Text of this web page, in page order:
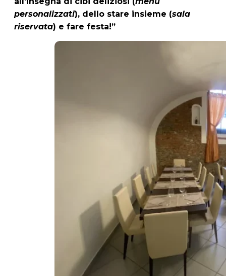
personalizzati), dello stare insieme (sala
riservata) e fare festa!”